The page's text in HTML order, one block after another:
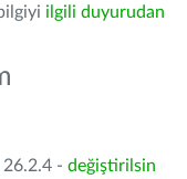
ilgili duyurudan
- değiştirilsin